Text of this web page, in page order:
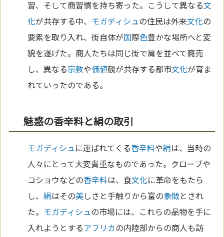
習、そして商習慣を持ち寄った。こうして異なる文
化が共存する中、 モガディシュの住民は外来文化の
要素を取り入れ、街自体が国際色豊かな場所へと変
貌を遂げた。商人たちは同じ街で肩を並べて商売
し、異なる宗教や価値観が共存する都市文化が育ま
れていったのである。
魅惑の香辛料と絹の取引
モガディシュに運ばれてくる香辛料や絹は、当時の
人々にとって大変貴重なものであった。クローブや
コショウなどの香辛料は、食文化に革命をもたら
し、絹はその美しさと手触りから富の象徴とされ
た。 モガディシュの市場には、これらの品物を手に
入れようとするアフリカの内陸部からの商人も訪